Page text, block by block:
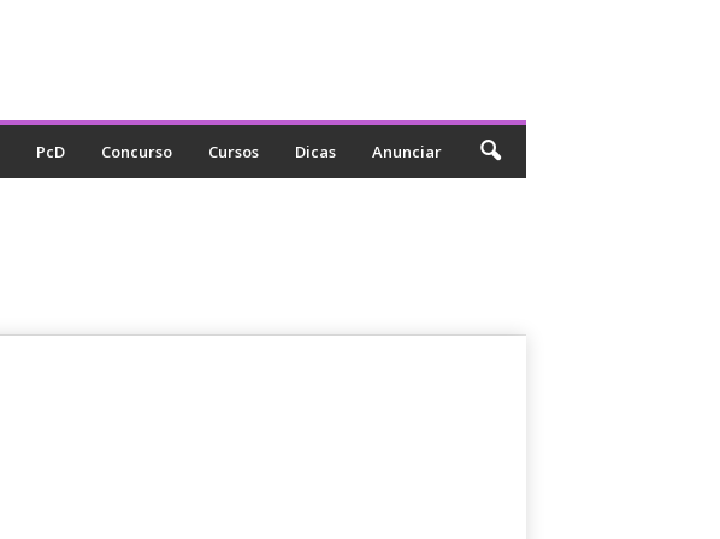
PcD Concurso Cursos Dicas Anunciar